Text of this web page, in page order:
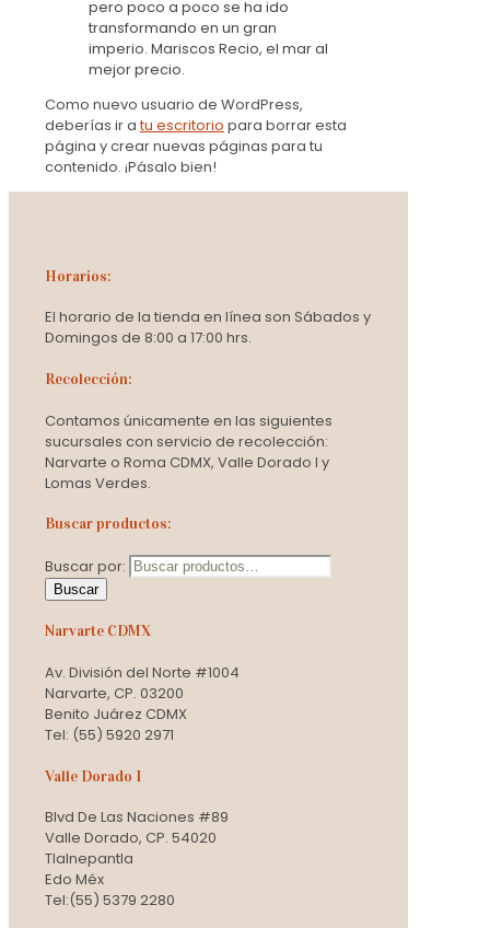
pero poco a poco se ha ido
transformando en un gran
imperio. Mariscos Recio, el mar al
mejor precio.
Como nuevo usuario de WordPress,
deberías ir atu escritorio para borrar esta
página y crear nuevas páginas para tu
contenido. ¡Pásalo bien!
Horarios:
El horario de la tienda en línea son Sábados y
Domingos de 8:00 a 17:00 hrs.
Recolección:
Contamos únicamente en las siguientes
sucursales con servicio de recolección:
Narvarte o Roma CDMX, Valle Dorado I y
Lomas Verdes.
Buscar productos:
Buscar por:
Buscar
Narvarte CDMX
Av. División del Norte #1004
Narvarte, CP. 03200
Benito Juárez CDMX
Tel: (55) 5920 2971
Valle Dorado I
Blvd De Las Naciones #89
Valle Dorado, CP. 54020
Tlalnepantla
Edo Méx
Tel:(55) 5379 2280